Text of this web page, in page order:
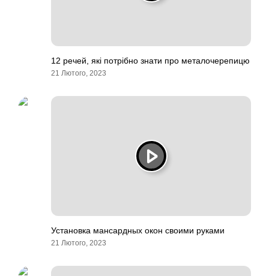
12 речей, які потрібно знати про металочерепицю
21 Лютого, 2023
Установка мансардных окон своими руками
21 Лютого, 2023